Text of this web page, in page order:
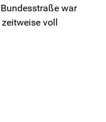
war
voll